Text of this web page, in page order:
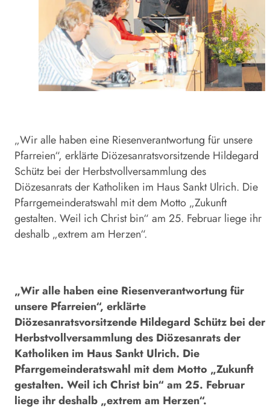
„Wir alle haben eine Riesenverantwortung für unsere
Pfarreien“, erklärte Diözesanratsvorsitzende Hildegard
Schütz bei der Herbstvollversammlung des
Diözesanrats der Katholiken im Haus Sankt Ulrich. Die
Pfarrgemeinderatswahl mit dem Motto „Zukunft
gestalten. Weil ich Christ bin“ am 25. Februar liege ihr
deshalb „ex­trem am Herzen“.
„Wir alle haben eine Riesenverantwortung für
unsere Pfarreien“, erklärte
Diözesanratsvorsitzende Hildegard Schütz bei der
Herbstvollversammlung des Diözesanrats der
Katholiken im Haus Sankt Ulrich. Die
Pfarrgemeinderatswahl mit dem Motto „Zukunft
gestalten. Weil ich Christ bin“ am 25. Februar
liege ihr deshalb „ex­trem am Herzen“.